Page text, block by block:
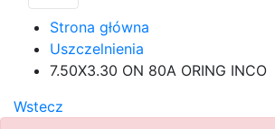
Strona główna
Uszczelnienia
7.50X3.30 ON 80A ORING INCO
Wstecz